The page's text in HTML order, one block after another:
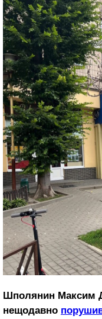
Шполянин Максим
нещодавно